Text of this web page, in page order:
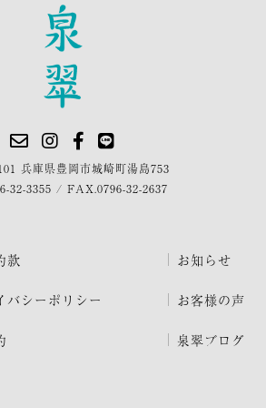
兵庫県豊岡市城崎町湯島753
32-3355 / FAX.0796-32-2637
款
バシーポリシー
お知らせ
お客様の声
泉翠ブログ